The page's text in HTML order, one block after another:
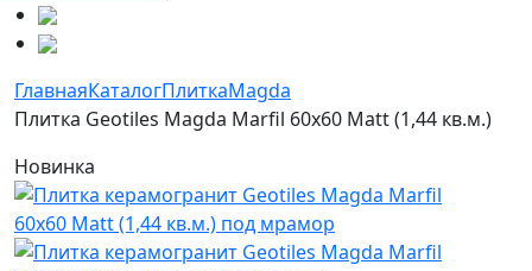
ГлавнаяКаталогПлиткаMagda
Плитка Geotiles Magda Marfil 60x60 Matt (1,44 кв.м.)
Новинка